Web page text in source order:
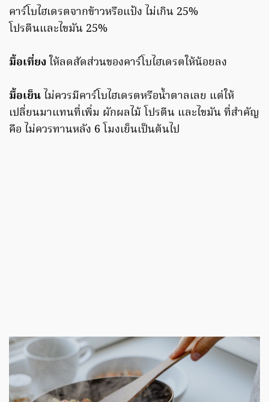
คาร์โบไฮเดรตจากข้าวหรือแป้ง ไม่เกิน 25%
โปรตีนและไขมัน 25%
มื้อเที่ยงให้ลดสัดส่วนของคาร์โบไฮเดรตให้น้อยลง
มื้อเย็น ไม่ควรมีคาร์โบไฮเดรตหรือน้ำตาลเลย แต่ให้
เปลี่ยนมาแทนที่เพิ่ม ผักผลไม้ โปรตีน และไขมัน ที่สำคัญ
คือ ไม่ควรทานหลัง 6 โมงเย็นเป็นต้นไป